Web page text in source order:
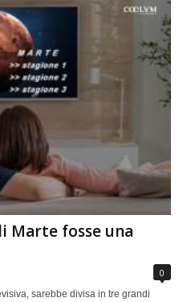
Marte fosse una
0
sarebbe divisa in tre grandi